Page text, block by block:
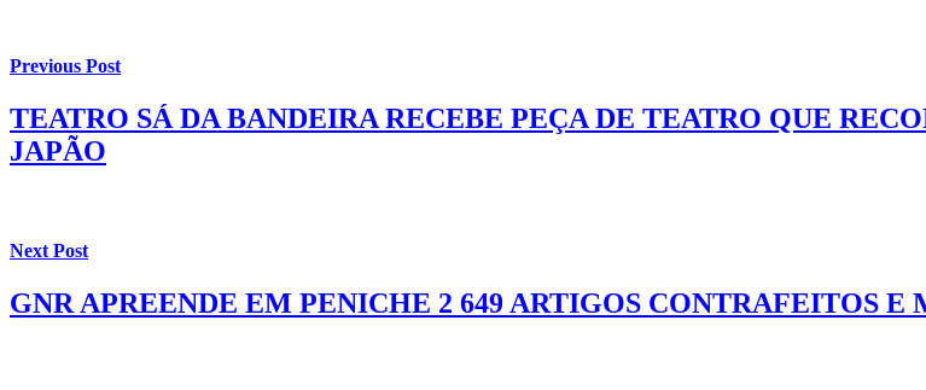
Previous Post
TEATRO SÁ DA BANDEIRA RECEBE PEÇA DE TEATRO QUE
JAPÃO
Next Post
GNR APREENDE EM PENICHE 2 649 ARTIGOS CONTRAFEITOS E